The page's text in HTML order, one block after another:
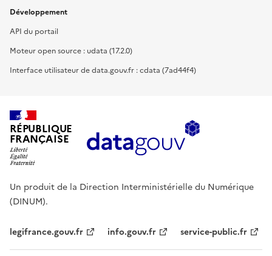
Développement
API du portail
Moteur open source : udata (17.2.0)
Interface utilisateur de data.gouv.fr : cdata (7ad44f4)
RÉPUBLIQUE
FRANÇAISE
Un produit de la Direction Interministérielle du Numérique
(DINUM).
legifrance.gouv.fr info.gouv.fr service-public.fr